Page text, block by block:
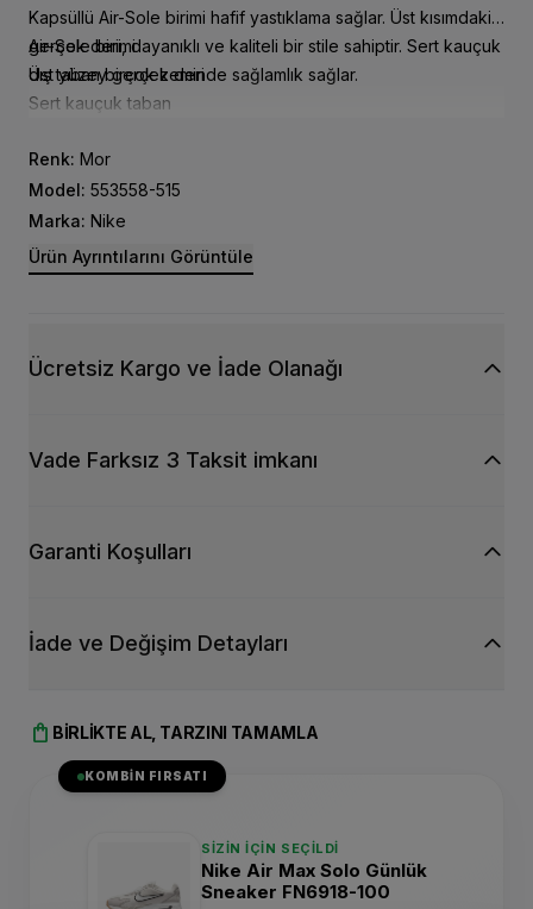
Kapsüllü Air-Sole birimi hafif yastıklama sağlar. Üst kısımdaki
gerçek deri, dayanıklı ve kaliteli bir stile sahiptir. Sert kauçuk
dış taban birçok zeminde sağlamlık sağlar.
Air-Sole birimi
Üst yüzey gerçek deri
Sert kauçuk taban
Renk: Mor
Model: 553558-515
Marka: Nike
Ürün Ayrıntılarını Görüntüle
Ücretsiz Kargo ve İade Olanağı
Vade Farksız 3 Taksit imkanı
Garanti Koşulları
İade ve Değişim Detayları
shopping_bag BIRLIKTE AL, TARZINI TAMAMLA
KOMBIN FIRSATI
SIZIN İÇIN SEÇILDI
Nike Air Max Solo Günlük
Sneaker FN6918-100